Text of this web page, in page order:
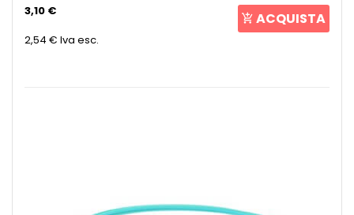
3,10 €
2,54 € Iva esc.
ACQUISTA